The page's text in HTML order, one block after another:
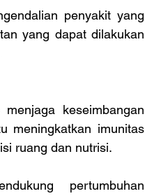
penyakit yang
yang dapat dilakukan
keseimbangan
meningkatkan imunitas
ruang dan nutrisi.
pertumbuhan